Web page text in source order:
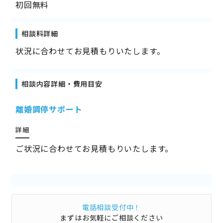
初回無料
相談料詳細
状況に合わせてお見積もりいたします。
相談内容詳細・費用目安
離婚調停サポート
詳細
ご状況に合わせてお見積もりいたします。
電話相談受付中！
まずはお気軽にご相談ください